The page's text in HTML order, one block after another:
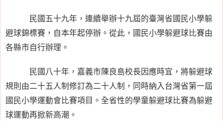
民國五十九年，連續舉辦十九屆的臺灣省國民小學躲
避球錦標賽，自本年起停辦。從此，國民小學躲避球比賽由
各縣市自行辦理。
民國八十年，嘉義市陳良島校長因應時宜，將躲避球
規則由二十五人制修訂為二十人制，同時納入台灣省第一屆
國民小學運動會比賽項目。全省性的學童躲避球比賽為躲避
球運動再掀新高潮。